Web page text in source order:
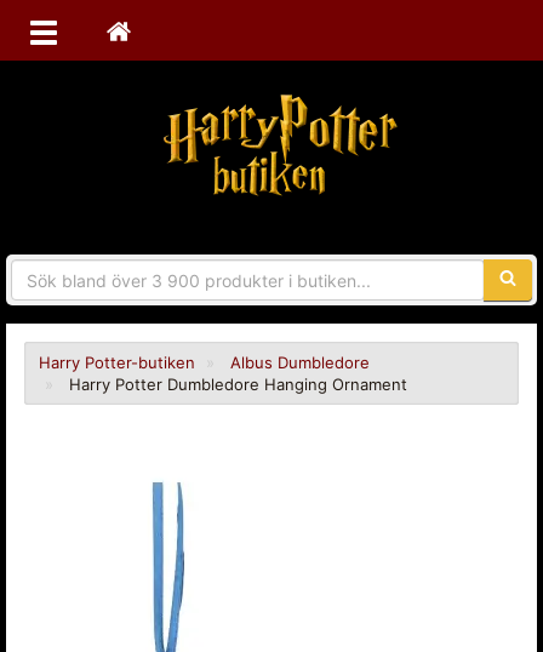
Harry Potter-butiken
Albus Dumbledore
Harry Potter Dumbledore Hanging Ornament